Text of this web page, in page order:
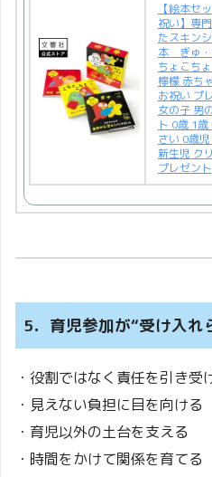
【絵本セ
祝い】専
たスキン
本 ぎゅ・
ちょこち
檸檬 赤ち
お祝い プ
女の子 男
ト 0歳 1歳
さい 0歳
新生児 ク
プレゼント
5．育児参加が“受け入れ
・役割ではなく責任を引き受
・見えない負担に目を向ける
・育児以外の土台を支える
・時間をかけて関係を育てる